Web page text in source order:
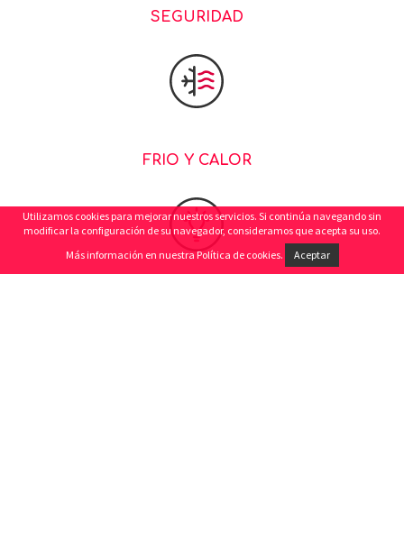
SEGURIDAD
FRIO Y CALOR
Utilizamos cookies para mejorar nuestros servicios. Si continúa navegando sin
modificar la configuración de su navegador, consideramos que acepta su uso.
Más información en nuestra Política de cookies. Aceptar